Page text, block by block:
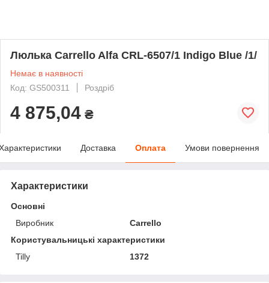
Люлька Carrello Alfa CRL-6507/1 Indigo Blue /1/
Немає в наявності
Код: GS500311
Роздріб
4 875,04 ₴
Доставка Оплата Умови повернення
Характеристики
Основні
Виробник
Carrello
Користувальницькі характеристики
Tilly
1372